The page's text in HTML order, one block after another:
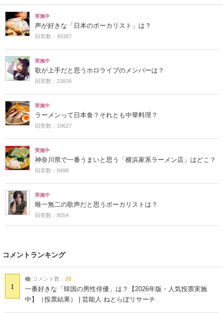
実施中
声が好きな「日本のボーカリスト」は？
回答数：49387
実施中
歌が上手だと思うホロライブのメンバーは？
回答数：23834
実施中
ラーメンって日本食？それとも中華料理？
回答数：19627
実施中
神奈川県で一番うまいと思う「横浜家系ラーメン店」はどこ？
回答数：8498
実施中
唯一無二の歌声だと思うボーカリストは？
回答数：8054
コメントランキング
1
コメント数： 20
一番好きな「韓国の男性俳優」は？【2026年版・人気投票実施
中】（投票結果） | 芸能人 ねとらぼリサーチ